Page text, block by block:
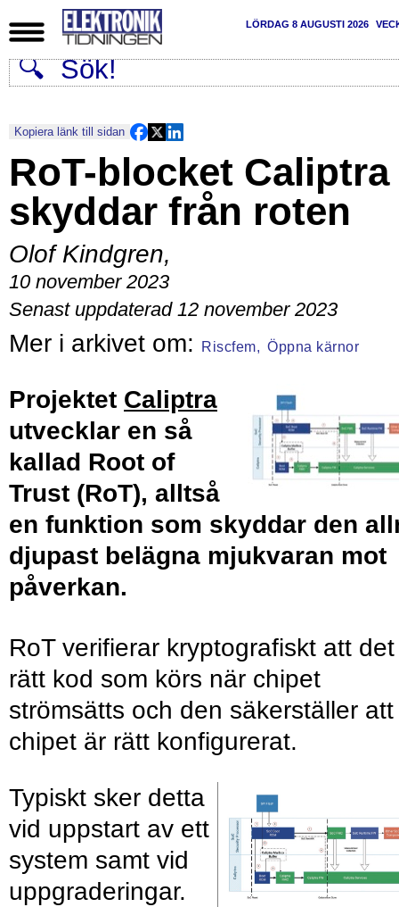
LÖRDAG 8 AUGUSTI 2026
Kopiera länk till sidan
RoT-blocket Caliptra
skyddar från roten
Olof Kindgren,
10 november 2023
Senast uppdaterad 12 november 2023
Riscfem, Öppna kärnor
Projektet Caliptra
utvecklar en så
kallad Root of
Trust (RoT), alltså
en funktion som skyddar den
djupast belägna mjukvaran mot
påverkan.
RoT verifierar kryptografiskt att
rätt kod som körs när chipet
strömsätts och den säkerställer att
chipet är rätt konfigurerat.
Typiskt sker detta
vid uppstart av ett
system samt vid
uppgraderingar.